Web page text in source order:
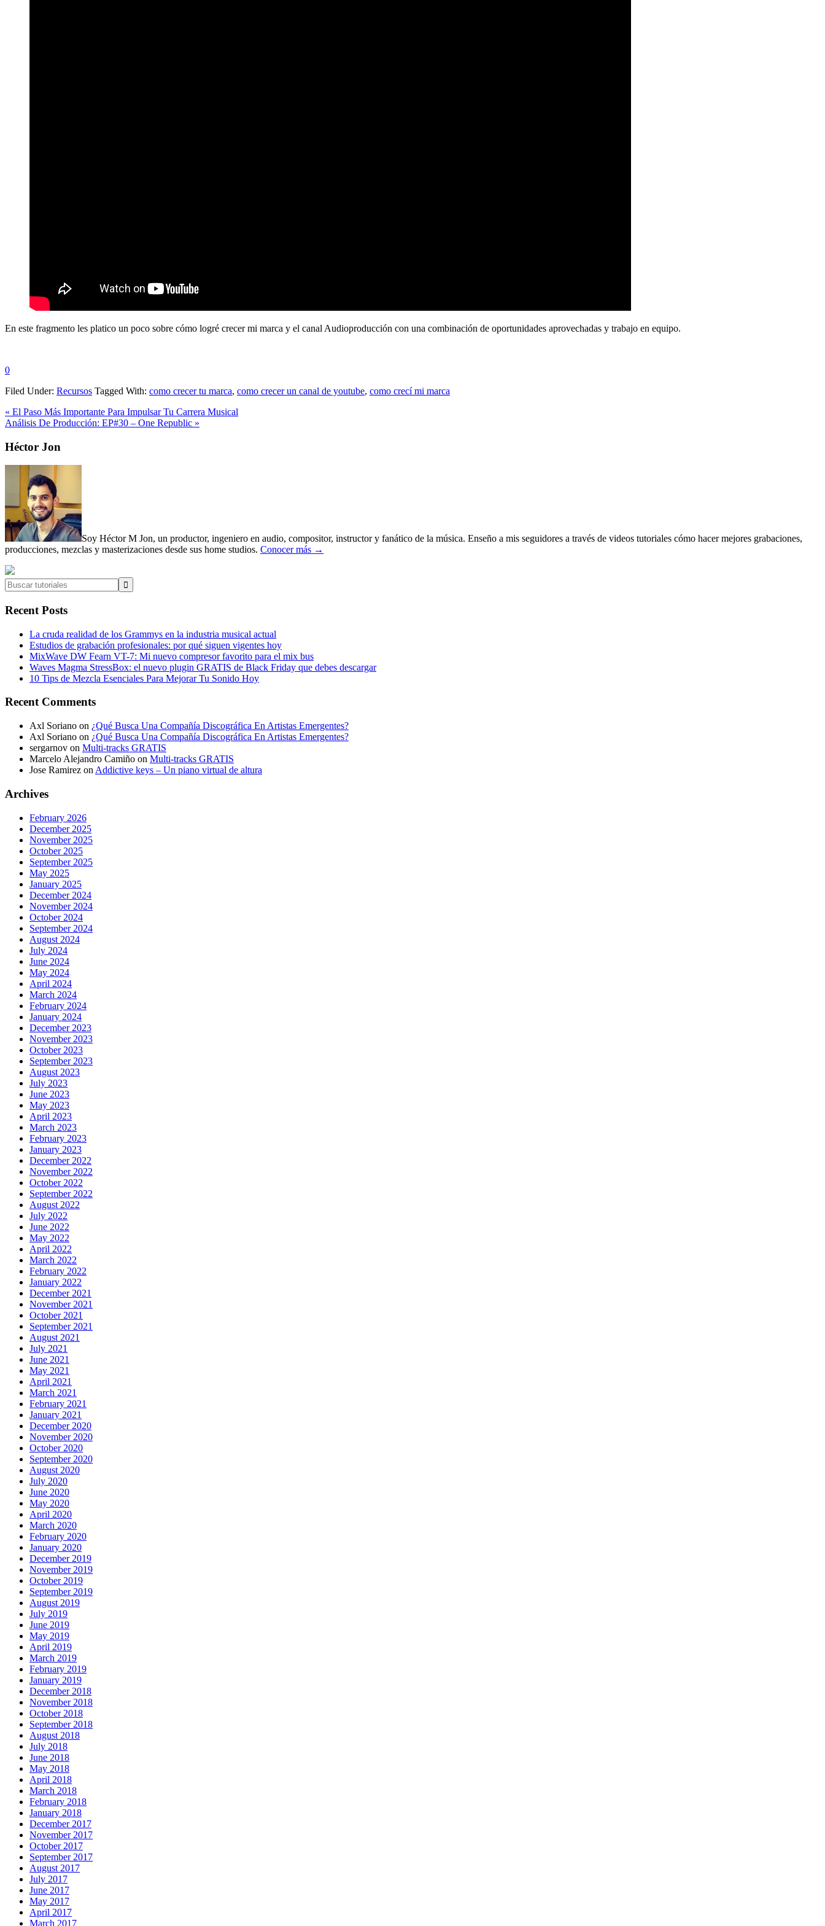
En este fragmento les platico un poco sobre cómo logré crecer mi marca y el canal Audioproducción con una combinación de oportunidades aprovechadas y trabajo en equipo.
0
Filed Under: Recursos Tagged With: como crecer tu marca, como crecer un canal de youtube, como crecí mi marca
Previous
Post:
« El Paso Más Importante Para Impulsar Tu Carrera Musical
Next
Análisis De Producción: EP#30 – One Republic »
Primary
Sidebar
Héctor Jon
Soy Héctor M Jon, un productor, ingeniero en audio, compositor, instructor y fanático de la música. Enseño a mis seguidores a través de videos tutoriales cómo hacer mejores grabaciones,
producciones, mezclas y masterizaciones desde sus home studios. Conocer más →
Buscar
tutoriales
Recent Posts
La cruda realidad de los Grammys en la industria musical actual
Estudios de grabación profesionales: por qué siguen vigentes hoy
MixWave DW Fearn VT-7: Mi nuevo compresor favorito para el mix bus
Waves Magma StressBox: el nuevo plugin GRATIS de Black Friday que debes descargar
10 Tips de Mezcla Esenciales Para Mejorar Tu Sonido Hoy
Recent Comments
Axl Soriano on ¿Qué Busca Una Compañía Discográfica En Artistas Emergentes?
Axl Soriano on ¿Qué Busca Una Compañía Discográfica En Artistas Emergentes?
sergarnov on Multi-tracks GRATIS
Marcelo Alejandro Camiño on Multi-tracks GRATIS
Jose Ramirez on Addictive keys – Un piano virtual de altura
Archives
February 2026
December 2025
November 2025
October 2025
September 2025
May 2025
January 2025
December 2024
November 2024
October 2024
September 2024
August 2024
July 2024
June 2024
May 2024
April 2024
March 2024
February 2024
January 2024
December 2023
November 2023
October 2023
September 2023
August 2023
July 2023
June 2023
May 2023
April 2023
March 2023
February 2023
January 2023
December 2022
November 2022
October 2022
September 2022
August 2022
July 2022
June 2022
May 2022
April 2022
March 2022
February 2022
January 2022
December 2021
November 2021
October 2021
September 2021
August 2021
July 2021
June 2021
May 2021
April 2021
March 2021
February 2021
January 2021
December 2020
November 2020
October 2020
September 2020
August 2020
July 2020
June 2020
May 2020
April 2020
March 2020
February 2020
January 2020
December 2019
November 2019
October 2019
September 2019
August 2019
July 2019
June 2019
May 2019
April 2019
March 2019
February 2019
January 2019
December 2018
November 2018
October 2018
September 2018
August 2018
July 2018
June 2018
May 2018
April 2018
March 2018
February 2018
January 2018
December 2017
November 2017
October 2017
September 2017
August 2017
July 2017
June 2017
May 2017
April 2017
March 2017